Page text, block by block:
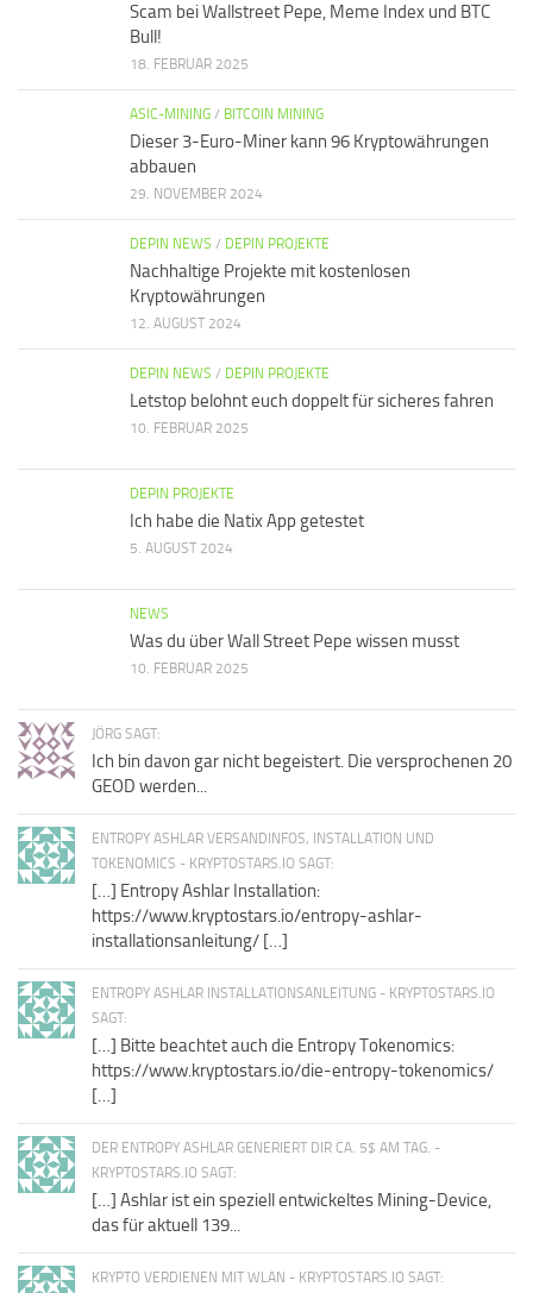
Scam bei Wallstreet Pepe, Meme Index und BTC
Bull!
18. FEBRUAR 2025
ASIC-MINING / BITCOIN MINING
Dieser 3-Euro-Miner kann 96 Kryptowährungen
abbauen
29. NOVEMBER 2024
DEPIN NEWS / DEPIN PROJEKTE
Nachhaltige Projekte mit kostenlosen
Kryptowährungen
12. AUGUST 2024
DEPIN NEWS / DEPIN PROJEKTE
Letstop belohnt euch doppelt für sicheres fahren
10. FEBRUAR 2025
DEPIN PROJEKTE
Ich habe die Natix App getestet
5. AUGUST 2024
NEWS
Was du über Wall Street Pepe wissen musst
10. FEBRUAR 2025
JÖRG SAGT:
Ich bin davon gar nicht begeistert. Die versprochenen 20
GEOD werden...
ENTROPY ASHLAR VERSANDINFOS, INSTALLATION UND
TOKENOMICS - KRYPTOSTARS.IO SAGT:
[…] Entropy Ashlar Installation:
https://www.kryptostars.io/entropy-ashlar-
installationsanleitung/ […]
ENTROPY ASHLAR INSTALLATIONSANLEITUNG - KRYPTOSTARS.IO
SAGT:
[…] Bitte beachtet auch die Entropy Tokenomics:
https://www.kryptostars.io/die-entropy-tokenomics/
[…]
DER ENTROPY ASHLAR GENERIERT DIR CA. 5$ AM TAG. -
KRYPTOSTARS.IO SAGT:
[…] Ashlar ist ein speziell entwickeltes Mining-Device,
das für aktuell 139...
KRYPTO VERDIENEN MIT WLAN - KRYPTOSTARS.IO SAGT: